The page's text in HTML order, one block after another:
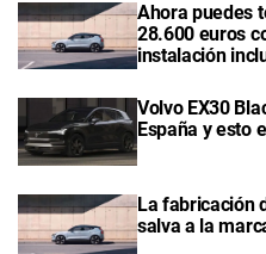
Ahora puedes
28.600 euros
instalación
Volvo EX30
España y esto
La fabricación
salva a la